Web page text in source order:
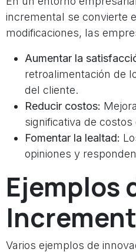
incremental se convierte
modificaciones, las
Aumentar la
retroalimentación de
del cliente.
Reducir costos:
significativa de costos
Fomentar la lealtad:
opiniones y
Ejemplos
Varios ejemplos de